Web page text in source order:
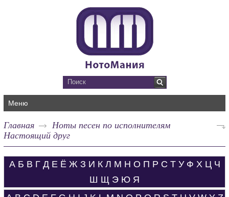
Меню
Главная
Ноты песен по исполнителям
Настоящий друг
А Б В Г Д Е Ё Ж З И К Л М Н О П Р С Т У Ф Х Ц Ч
Ш Щ Э Ю Я